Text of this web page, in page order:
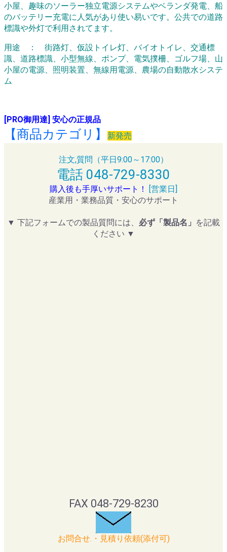
小屋、趣味のソーラー独立電源システムやベランダ発電、船
のバッテリー充電に人気があり使い易いです。公共での道路
標識や外灯で利用されてます。
用途 ： 街路灯、仮設トイレ灯、バイオトイレ、交通標
識、道路標識、小型無線、ポンプ、電気撲柵、ゴルフ場、山
小屋の電源、照明装置、無線用電源、農場の自動散水システ
ム
[PRO御用達] 安心の正規品
【商品カテゴリ】 新発売
注文,質問（平日9:00～17:00）
電話 048-729-8330
購入後も手厚いサポート！
[営業日]
産業用・業務品質・安心のサポート
▼ 下記フォームでの製品質問には、 必ず「製品名」 を記載
ください ▼
FAX 048-729-8230
お問合せ.・見積り依頼(添付可)